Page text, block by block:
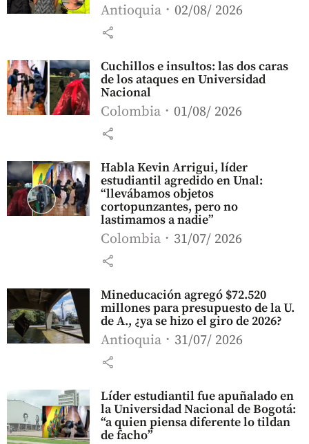
Antioquia 02/08/ 2026
share
Cuchillos e insultos: las dos caras
de los ataques en Universidad
Nacional
Colombia 01/08/ 2026
share
Habla Kevin Arrigui, líder
estudiantil agredido en Unal:
“llevábamos objetos
cortopunzantes, pero no
lastimamos a nadie”
Colombia 31/07/ 2026
share
Mineducación agregó $72.520
millones para presupuesto de la U.
de A., ¿ya se hizo el giro de 2026?
Antioquia 31/07/ 2026
share
Líder estudiantil fue apuñalado en
la Universidad Nacional de Bogotá:
“a quien piensa diferente lo tildan
de facho”